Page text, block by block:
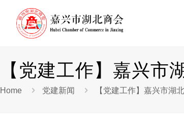
【党建工作】嘉兴
Home 党建新闻 【党建工作】嘉兴市湖